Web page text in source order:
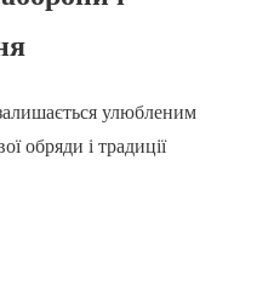
улюбленим
обряди і традиції